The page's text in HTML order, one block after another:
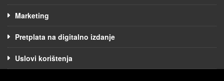
Marketing
Pretplata na digitalno izdanje
Uslovi korištenja